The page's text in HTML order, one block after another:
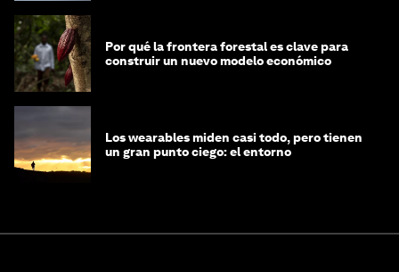
Por qué la frontera forestal es clave para
construir un nuevo modelo económico
Los wearables miden casi todo, pero tienen
un gran punto ciego: el entorno